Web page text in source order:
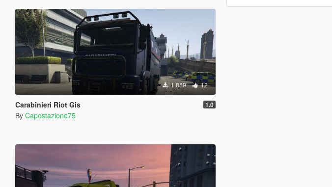
1.859 12
Carabinieri Riot Gis 1.0
By Capostazione75